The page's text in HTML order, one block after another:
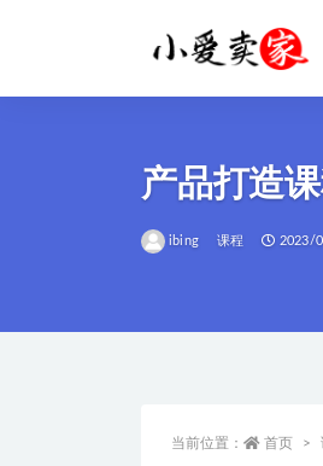
产品打造
ibing 课程 2023/
当前位置： 首页